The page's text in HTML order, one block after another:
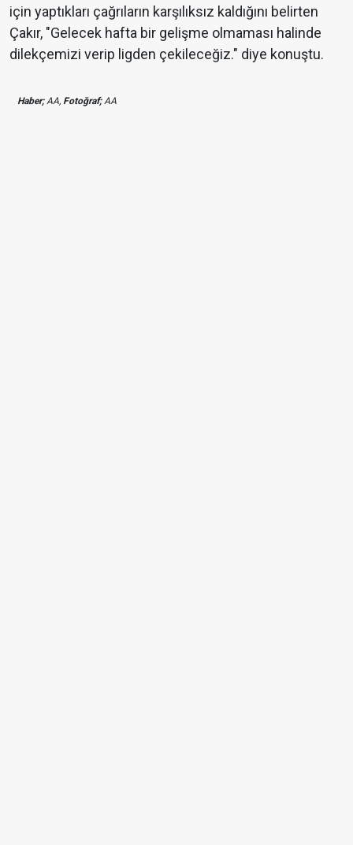
için yaptıkları çağrıların karşılıksız kaldığını belirten
Çakır, "Gelecek hafta bir gelişme olmaması halinde
dilekçemizi verip ligden çekileceğiz." diye konuştu.
Haber;AA, Fotoğraf;AA